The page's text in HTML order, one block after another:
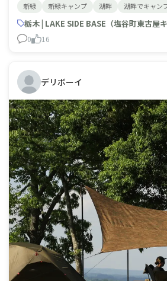
様のお越しをお待ちいたしております
新緑 新緑キャンプ 湖畔 湖畔でキャン
栃木 | LAKE SIDE BASE（塩谷町東古屋キ
0 16
デリボーイ